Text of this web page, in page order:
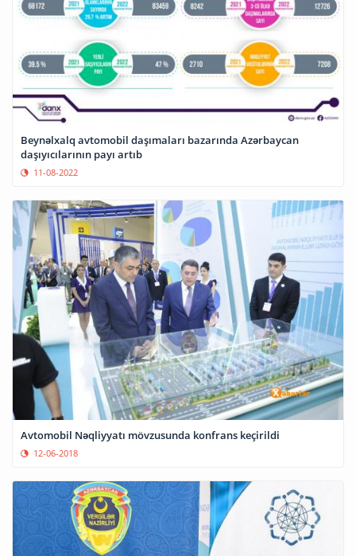
Beynəlxalq avtomobil daşımaları bazarında Azərbaycan
daşıyıcılarının payı artıb
11-08-2022
Avtomobil Nəqliyyatı mövzusunda konfrans keçirildi
12-06-2018